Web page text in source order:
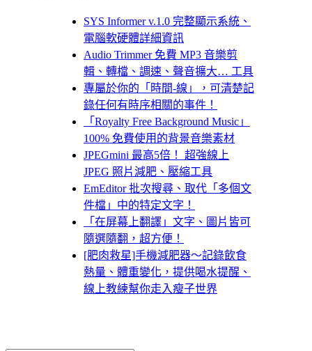
SYS Informer v.1.0 完整顯示系統、
電腦軟硬體詳細資訊
Audio Trimmer 免費 MP3 音樂剪
輯、轉檔、調速、聲音擴大… 工具
專屬於你的「時間-線」，可清楚記
錄任何有時序相關的事件！
「Royalty Free Background Music」
100% 免費使用的背景音樂素材
JPEGmini 最高5倍！ 超強線上
JPEG 照片減肥、壓縮工具
EmEditor 批次搜尋、取代「多個文
件檔」中的特定文字！
「在屏幕上翻譯」文字、圖片皆可
隨選隨翻，超方便！
[肥肉救星]手機減肥器～記錄飲食
熱量、體重變化，提供喝水提醒、
線上教練幫你走入瘦子世界